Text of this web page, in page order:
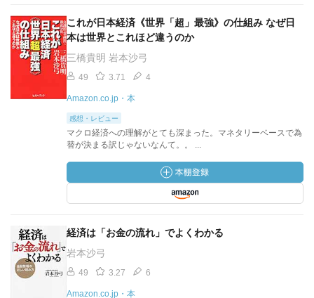
これが日本経済《世界「超」最強》の仕組み なぜ日
本は世界とこれほど違うのか
三橋貴明 岩本沙弓
49 3.71 4
Amazon.co.jp・本
感想・レビュー
マクロ経済への理解がとても深まった。マネタリーベースで為
替が決まる訳じゃないなんて。。 ...
経済は「お金の流れ」でよくわかる
岩本沙弓
49 3.27 6
Amazon.co.jp・本